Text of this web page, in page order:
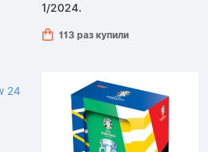
1/2024.
113 раз купили